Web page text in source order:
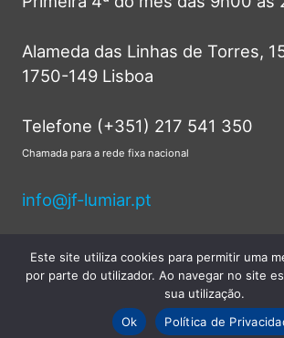
Alameda das Linhas de Torres,
1750-149 Lisboa
Telefone (+351) 217 541 350
Chamada para a rede fixa nacional
info@jf-lumiar.pt
© 2026 Junta de Freguesia
Todos os direitos
Este site utiliza cookies para permitir uma
por parte do utilizador. Ao navegar no site
sua utilização.
Ok
Política de